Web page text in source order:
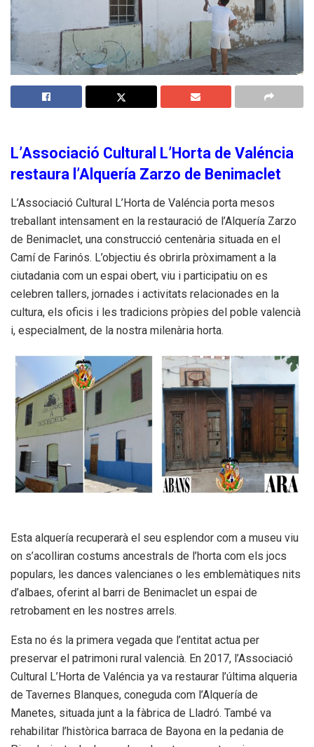
L’Associació Cultural L’Horta de Valéncia
restaura l’Alquería Zarzo de Benimaclet
L’Associació Cultural L’Horta de Valéncia porta mesos
treballant intensament en la restauració de l’Alquería Zarzo
de Benimaclet, una construcció centenària situada en el
Camí de Farinós. L’objectiu és obrirla pròximament a la
ciutadania com un espai obert, viu i participatiu on es
celebren tallers, jornades i activitats relacionades en la
cultura, els oficis i les tradicions pròpies del poble valencià
i, especialment, de la nostra milenària horta.
Esta alquería recuperarà el seu esplendor com a museu viu
on s’acolliran costums ancestrals de l’horta com els jocs
populars, les dances valencianes o les emblemàtiques nits
d’albaes, oferint al barri de Benimaclet un espai de
retrobament en les nostres arrels.
Esta no és la primera vegada que l’entitat actua per
preservar el patrimoni rural valencià. En 2017, l’Associació
Cultural L’Horta de Valéncia ya va restaurar l’última alqueria
de Tavernes Blanques, coneguda com l’Alquería de
Manetes, situada junt a la fàbrica de Lladró. També va
rehabilitar l’històrica barraca de Bayona en la pedania de